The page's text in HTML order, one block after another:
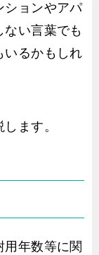
ションやアパ
い言葉でも
いるかもしれ
ます。
年数等に関